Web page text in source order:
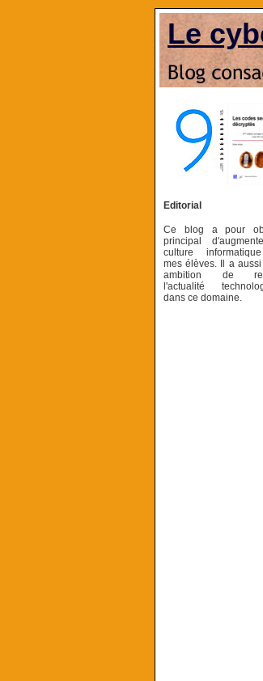
Le
Editorial
Ce blog a pour
principal
culture
mes élèves. Il a
ambition de
l'actualité
dans ce domaine.